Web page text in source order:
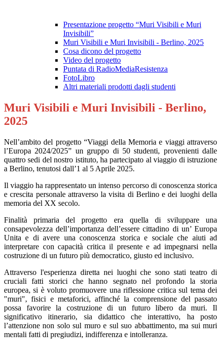
Presentazione progetto “Muri Visibili e Muri
Invisibili”
Muri Visibili e Muri Invisibili - Berlino, 2025
Cosa dicono del progetto
Video del progetto
Puntata di RadioMediaResistenza
FotoLibro
Altri materiali prodotti dagli studenti
Muri Visibili e Muri Invisibili - Berlino,
2025
Nell’ambito del progetto “Viaggi della Memoria e viaggi attraverso
l’Europa 2024/2025” un gruppo di 50 studenti, provenienti dalle
quattro sedi del nostro istituto, ha partecipato al viaggio di istruzione
a Berlino, tenutosi dall’1 al 5 Aprile 2025.
Il viaggio ha rappresentato un intenso percorso di conoscenza storica
e crescita personale attraverso la visita di Berlino e dei luoghi della
memoria del XX secolo.
Finalità primaria del progetto era quella di sviluppare una
consapevolezza dell’importanza dell’essere cittadino di un’ Europa
Unita e di avere una conoscenza storica e sociale che aiuti ad
interpretare con capacità critica il presente e ad impegnarsi nella
costruzione di un futuro più democratico, giusto ed inclusivo.
Attraverso l'esperienza diretta nei luoghi che sono stati teatro di
cruciali fatti storici che hanno segnato nel profondo la storia
europea, si è voluto promuovere una riflessione critica sul tema dei
"muri", fisici e metaforici, affinché la comprensione del passato
possa favorire la costruzione di un futuro libero da muri. Il
significativo itinerario, sia didattico che interattivo, ha posto
l’attenzione non solo sul muro e sul suo abbattimento, ma sui muri
mentali fatti di pregiudizi, indifferenza e intolleranza.